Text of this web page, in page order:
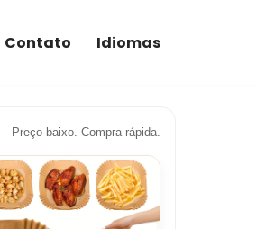
Contato Idiomas
Preço baixo. Compra rápida.